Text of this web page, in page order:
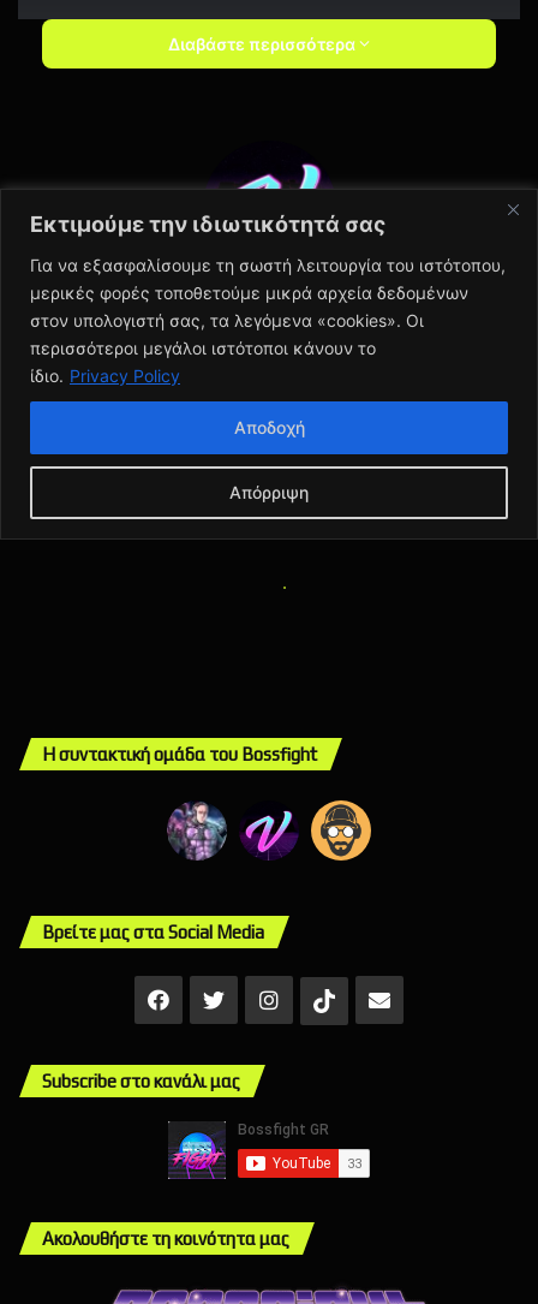
Η συντακτική ομάδα του Bossfight
Βρείτε μας στα Social Media
Facebook
X InstagramTikTokMail
Subscribe στο κανάλι μας
Ακολουθήστε τη κοινότητα μας